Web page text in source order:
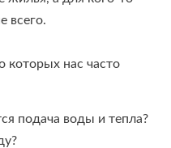
всего.
которых нас часто
подача воды и тепла?